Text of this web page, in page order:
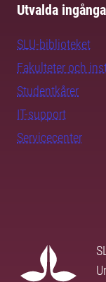
Utvalda
SLU-biblioteket
Fakulteter och
Studentkårer
IT-support
Servicecenter